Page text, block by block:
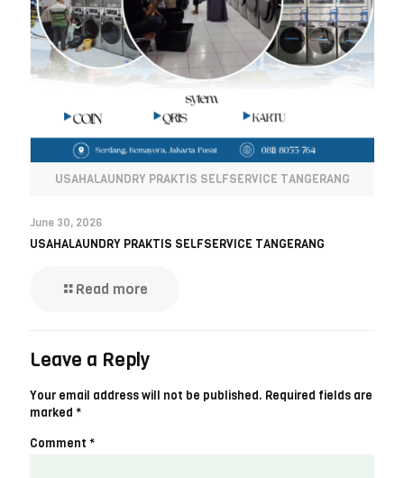
USAHALAUNDRY PRAKTIS SELFSERVICE TANGERANG
June 30, 2026
USAHALAUNDRY PRAKTIS SELFSERVICE TANGERANG
Read more
Leave a Reply
Your email address will not be published. Required fields are
marked *
Comment *